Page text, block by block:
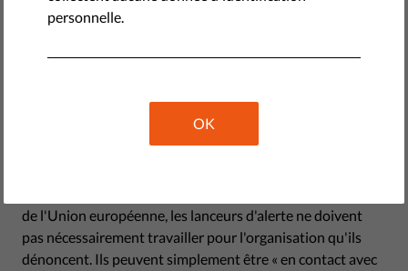
Lanceur·euse d'alerte : définition
Les lanceurs·euses d'alerte sont des personnes qui
considèrent comme illégales ou gravement contraires à
l'éthique. Elles travaillent souvent au sein d'entreprises
privées ou d'agences gouvernementales et dénoncent des
de l'Union européenne, les lanceurs d'alerte ne doivent
pas nécessairement travailler pour l'organisation qu'ils
dénoncent. Ils peuvent simplement être « en contact avec
personnelle.
OK